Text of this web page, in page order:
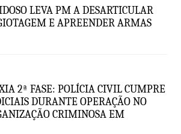
LEVA PM A DESARTICULAR
E APREENDER ARMAS
2ª FASE: POLÍCIA CIVIL CUMPRE
DURANTE OPERAÇÃO NO
CRIMINOSA EM